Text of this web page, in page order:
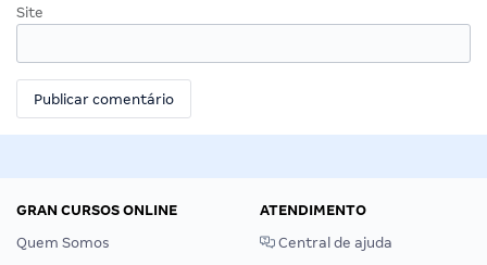
Site
GRAN CURSOS ONLINE
Quem Somos
ATENDIMENTO
Central de ajuda